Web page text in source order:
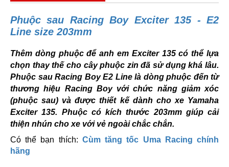
Phuộc sau Racing Boy Exciter 135 - E2
Line size 203mm
Thêm dòng phuộc để anh em Exciter 135 có thể lựa
chọn thay thế cho cây phuộc zin đã sử dụng khá lâu.
Phuộc sau Racing Boy E2 Line là dòng phuộc đến từ
thương hiệu Racing Boy với chức năng giảm xóc
(phuộc sau) và được thiết kế dành cho xe Yamaha
Exciter 135. Phuộc có kích thước 203mm giúp cải
thiện nhún cho xe với vẻ ngoài chắc chắn.
Có thể bạn thích: Cùm tăng tốc Uma Racing chính
hãng